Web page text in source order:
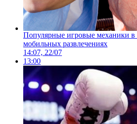
Популярные игровые механики
мобильных развлечениях
14:07, 22/07
13:00